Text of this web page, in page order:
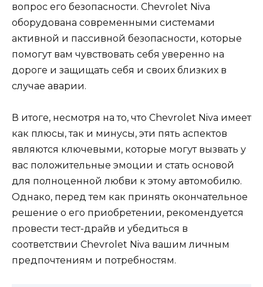
вопрос его безопасности. Chevrolet Niva
оборудована современными системами
активной и пассивной безопасности, которые
помогут вам чувствовать себя уверенно на
дороге и защищать себя и своих близких в
случае аварии.
В итоге, несмотря на то, что Chevrolet Niva имеет
как плюсы, так и минусы, эти пять аспектов
являются ключевыми, которые могут вызвать у
вас положительные эмоции и стать основой
для полноценной любви к этому автомобилю.
Однако, перед тем как принять окончательное
решение о его приобретении, рекомендуется
провести тест-драйв и убедиться в
соответствии Chevrolet Niva вашим личным
предпочтениям и потребностям.